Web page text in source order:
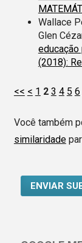
Wallace
Glen
(2018):
<< < 1 2 3 4 5 6
Você também
similaridade
ENVIAR